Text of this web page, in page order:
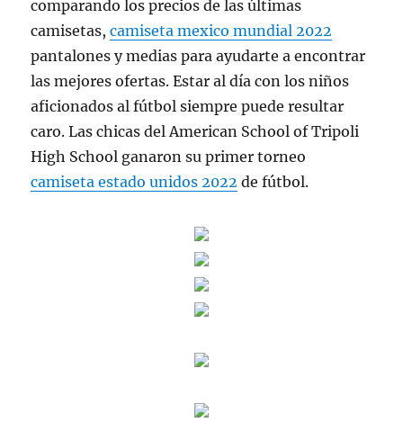
comparando los precios de las últimas
camisetas,camiseta mexico mundial 2022
pantalones y medias para ayudarte a encontrar
las mejores ofertas. Estar al día con los niños
aficionados al fútbol siempre puede resultar
caro. Las chicas del American School of Tripoli
High School ganaron su primer torneo
camiseta estado unidos 2022 de fútbol.